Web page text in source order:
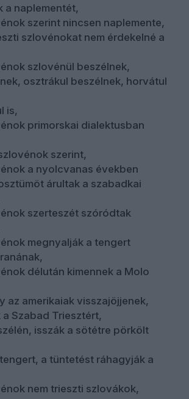
a naplementét,
szerint nincsen naplemente,
szlovénokat nem érdekelné a
szlovénül beszélnek,
osztrákul beszélnek, horvátul
is,
primorskai dialektusban
szerint,
a nyolcvanas években
árultak a szabadkai
szerteszét szóródtak
megnyalják a tengert
délután kimennek a Molo
az amerikaiak visszajöjjenek,
Szabad Triesztért,
isszák a sötétre pörkölt
a tüntetést ráhagyják a
nem trieszti szlovákok,